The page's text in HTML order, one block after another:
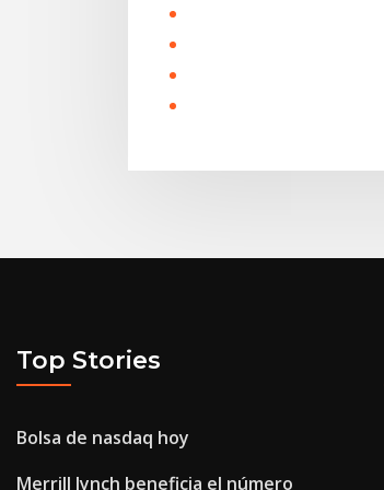
Top Stories
Bolsa de nasdaq hoy
Merrill lynch beneficia el número